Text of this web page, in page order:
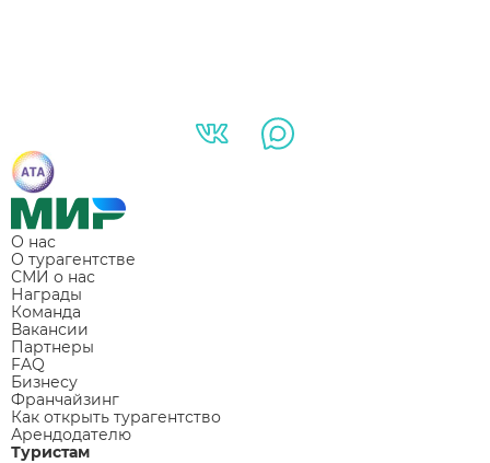
О нас
О турагентстве
СМИ о нас
Награды
Команда
Вакансии
Партнеры
FAQ
Бизнесу
Франчайзинг
Как открыть турагентство
Арендодателю
Туристам